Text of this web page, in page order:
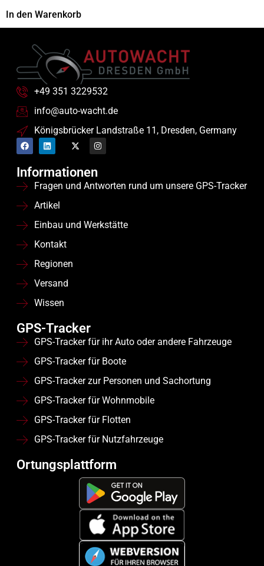
In den Warenkorb
+49 351 3229532
info@auto-wacht.de
Königsbrücker Landstraße 11, Dresden, Germany
Informationen
Fragen und Antworten rund um unsere GPS-Tracker
Artikel
Einbau und Werkstätte
Kontakt
Regionen
Versand
Wissen
GPS-Tracker
GPS-Tracker für ihr Auto oder andere Fahrzeuge
GPS-Tracker für Boote
GPS-Tracker zur Personen und Sachortung
GPS-Tracker für Wohnmobile
GPS-Tracker für Flotten
GPS-Tracker für Nutzfahrzeuge
Ortungsplattform